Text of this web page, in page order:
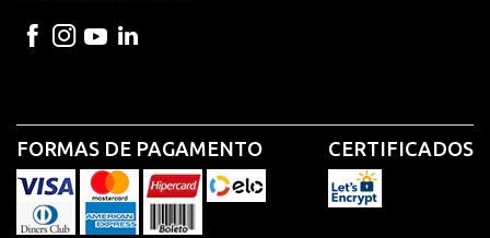
FORMAS DE PAGAMENTO CERTIFICADOS